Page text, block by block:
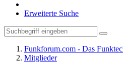
Erweiterte Suche
Funkforum.com - Das
Mitglieder